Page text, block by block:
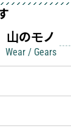
山のモノ
Wear / Gears